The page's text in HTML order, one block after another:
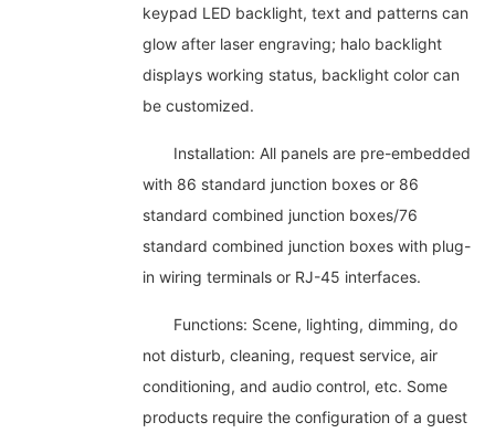
keypad LED backlight, text and patterns can
glow after laser engraving; halo backlight
displays working status, backlight color can
be customized.
Installation: All panels are pre-embedded
with 86 standard junction boxes or 86
standard combined junction boxes/76
standard combined junction boxes with plug-
in wiring terminals or RJ-45 interfaces.
Functions: Scene, lighting, dimming, do
not disturb, cleaning, request service, air
conditioning, and audio control, etc. Some
products require the configuration of a guest